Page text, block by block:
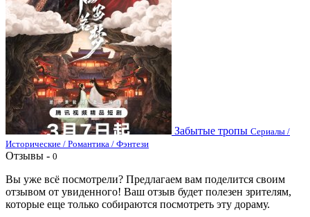
Забытые тропы Сериалы /
Исторические / Романтика / Фэнтези
Отзывы - 0
Вы уже всё посмотрели? Предлагаем вам поделится своим
отзывом от увиденного! Ваш отзыв будет полезен зрителям,
которые еще только собираются посмотреть эту дораму.